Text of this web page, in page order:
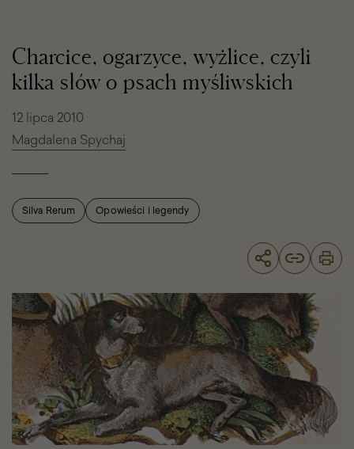
wyżlice,
czyli
kilka
słów
psach
myśliwskich
Charcice, ogarzyce, wyżlice, czyli
kilka słów o psach myśliwskich
12 lipca 2010
Magdalena Spychaj
Silva Rerum Opowieści i legendy
Charcice,
ogarzyce,
wyżlice,
czyli
kilka
słów
o
psach
myśliwskich
-
Galeria
zdjęć